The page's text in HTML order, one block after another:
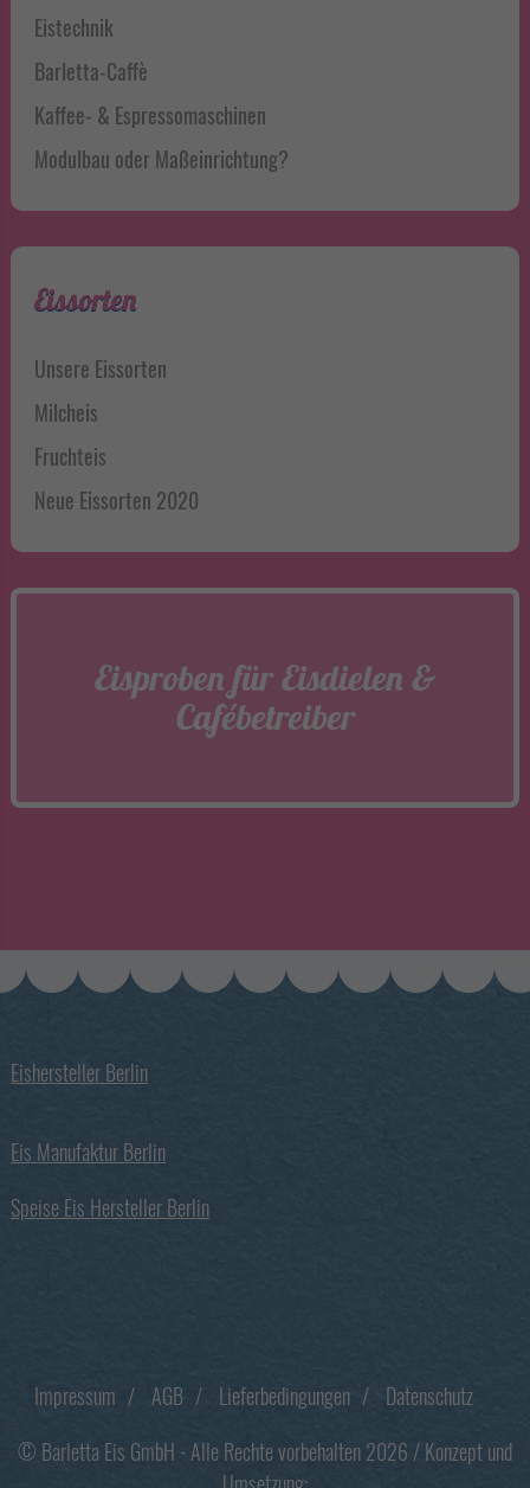
Eistechnik
Barletta-Caffè
Kaffee- & Espressomaschinen
Modulbau oder Maßeinrichtung?
Eissorten
Unsere Eissorten
Milcheis
Fruchteis
Neue Eissorten 2020
Eisproben für Eisdielen &
Cafébetreiber
Eishersteller Berlin
Eis Manufaktur Berlin
Speise Eis Hersteller Berlin
Impressum AGB Lieferbedingungen
Datenschutz
© Barletta Eis GmbH - Alle Rechte vorbehalten 2026 / Konzept und